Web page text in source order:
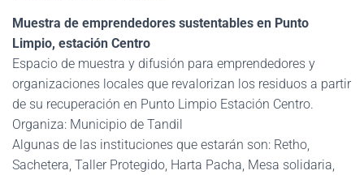
Muestra de emprendedores sustentables en Punto
Limpio, estación Centro
Espacio de muestra y difusión para emprendedores y
organizaciones locales que revalorizan los residuos a partir
de su recuperación en Punto Limpio Estación Centro.
Organiza: Municipio de Tandil
Algunas de las instituciones que estarán son: Retho,
Sachetera, Taller Protegido, Harta Pacha, Mesa solidaria,